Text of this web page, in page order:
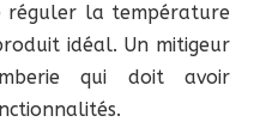
réguler la température
idéal. Un mitigeur
qui doit avoir